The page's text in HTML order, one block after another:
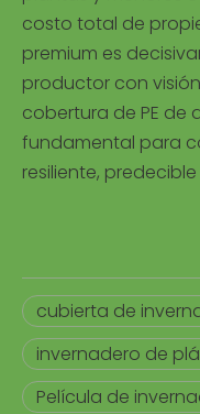
costo total de
premium es
productor con
cobertura de PE de
fundamental para
resiliente,
cubierta de
invernadero de
Película de